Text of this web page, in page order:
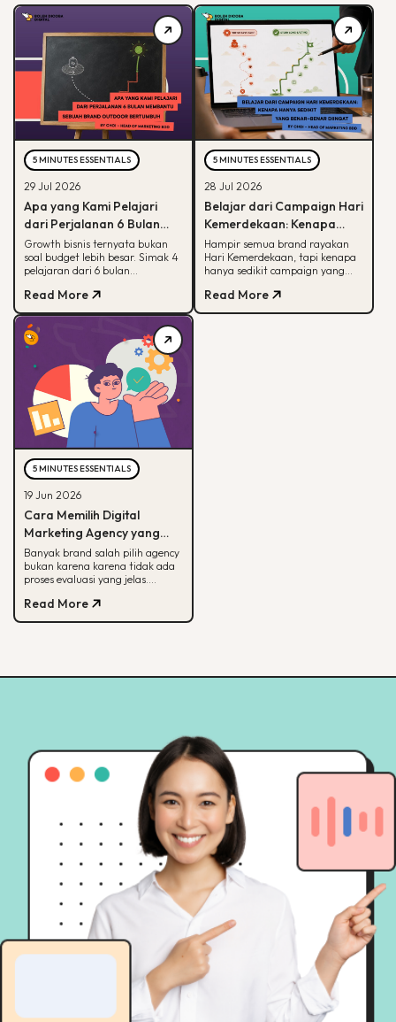
5 MINUTES ESSENTIALS
29 Jul 2026
Apa yang Kami Pelajari
dari Perjalanan 6 Bulan
Membantu Sebuah Brand
Outdoor Bertumbuh
Growth bisnis ternyata bukan
soal budget lebih besar. Simak 4
pelajaran dari 6 bulan
memahami peran tiap channel
marketing
Read More
5 MINUTES ESSENTIALS
28 Jul 2026
Belajar dari Campaign Hari
Kemerdekaan: Kenapa
Hanya Sedikit yang Benar-
Benar Diingat?
Hampir semua brand rayakan
Hari Kemerdekaan, tapi kenapa
hanya sedikit campaign yang
untuk bikin campaign yang
bermakna.
Read More
5 MINUTES ESSENTIALS
19 Jun 2026
Cara Memilih Digital
Marketing Agency yang
Tepat untuk Bisnis Kamu
Banyak brand salah pilih agency
bukan karena karena tidak ada
proses evaluasi yang jelas.
menilai agency dari spesialisasi,
track record, hingga
Read More